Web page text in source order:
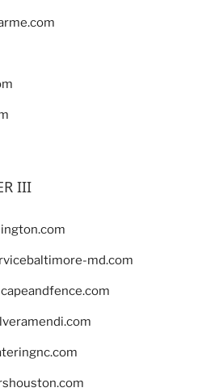
III
md.com